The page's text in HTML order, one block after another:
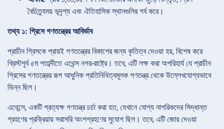
বৈচিত্র্যময় ভূদৃশ্য এবং ঐতিহাসিক স্থানগুলির গর্ব করে।
তথ্য ১: গ্রিসে গণতন্ত্রের আবির্ভাব
প্রাচীন গ্রিসকে প্রায়ই গণতন্ত্রের বিকাশের জন্য কৃতিত্ব দেওয়া হয়, বিশেষ করে
খ্রিস্টপূর্ব ৫ম শতাব্দীতে এথেন্স নগর-রাষ্ট্রে। তবে, এটি লক্ষ করা অপরিহার্য যে প্রাচীন
গ্রিসের গণতন্ত্রের রূপ আধুনিক প্রতিনিধিত্বমূলক গণতন্ত্র থেকে উল্লেখযোগ্যভাবে
ভিন্ন ছিল।
এথেন্সে, একটি প্রত্যক্ষ গণতন্ত্র চর্চা করা হত, যেখানে যোগ্য নাগরিকদের সিদ্ধান্ত
গ্রহণের প্রক্রিয়ায় সরাসরি অংশগ্রহণের সুযোগ ছিল। তবে, এটি জোর দেওয়া